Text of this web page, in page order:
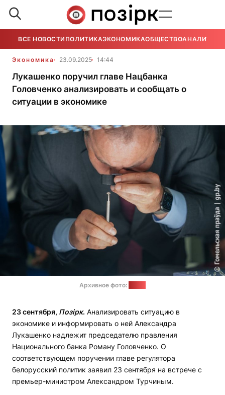
ВСЕ НОВОСТИ ПОЛИТИКАЭКОНОМИКАОБЩЕСТВОАНАЛИТИКА
Экономика 23.09.2025 14:44
Лукашенко поручил главе Нацбанка
Головченко анализировать и сообщать о
ситуации в экономике
Архивное фото:
23 сентября, Позірк. Анализировать ситуацию в
экономике и информировать о ней Александра
Лукашенко надлежит председателю правления
Национального банка Роману Головченко. О
соответствующем поручении главе регулятора
белорусский политик заявил 23 сентября на встрече с
премьер-министром Александром Турчиным.